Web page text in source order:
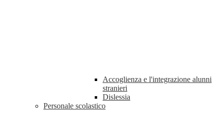
Accoglienza e l'integrazione alunni
stranieri
Dislessia
Personale scolastico